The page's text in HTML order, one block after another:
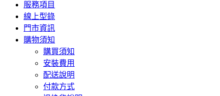
服務項目
線上型錄
門市資訊
購物須知
購買須知
安裝費用
配送說明
付款方式